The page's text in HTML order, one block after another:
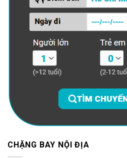
CHẶNG BAY NỘI ĐỊA